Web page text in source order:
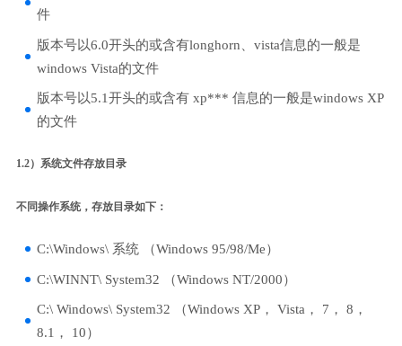
件
版本号以6.0开头的或含有longhorn、vista信息的一般是
windows Vista的文件
版本号以5.1开头的或含有 xp*** 信息的一般是windows XP
的文件
1.2）系统文件存放目录
不同操作系统，存放目录如下：
C:\Windows\ 系统 （Windows 95/98/Me）
C:\WINNT\ System32 （Windows NT/2000）
C:\ Windows\ System32 （Windows XP， Vista， 7， 8，
8.1， 10）